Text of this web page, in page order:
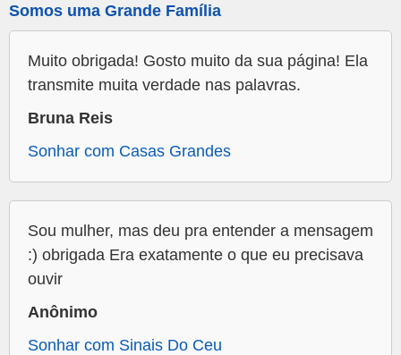
Somos uma Grande Família
Muito obrigada! Gosto muito da sua página! Ela
transmite muita verdade nas palavras.
Bruna Reis
Sonhar com Casas Grandes
Sou mulher, mas deu pra entender a mensagem
:) obrigada Era exatamente o que eu precisava
ouvir
Anônimo
Sonhar com Sinais Do Ceu